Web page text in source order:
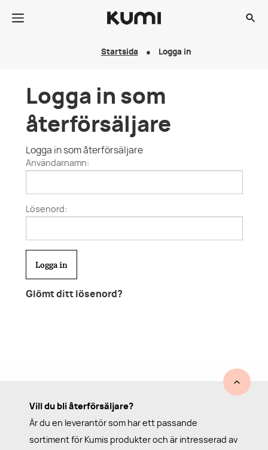
Startsida Logga in
Logga in som
återförsäljare
Logga in som återförsäljare
Användarnamn:
Lösenord:
Glömt ditt lösenord?
Vill du bli återförsäljare?
Är du en leverantör som har ett passande
sortiment för Kumis produkter och är intresserad av